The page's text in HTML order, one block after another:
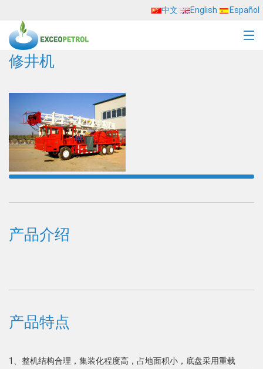
中文 English Español
修井机
产品介绍
产品特点
1、整机结构合理，集装化程度高，占地面积小，底盘采用重载